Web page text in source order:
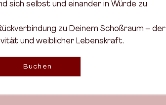
sich selbst und einander in Würde zu
zu Deinem Schoßraum – der
und weiblicher Lebenskraft.
Buchen